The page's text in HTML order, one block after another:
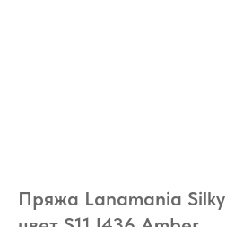
Пряжа Lanamania Silky